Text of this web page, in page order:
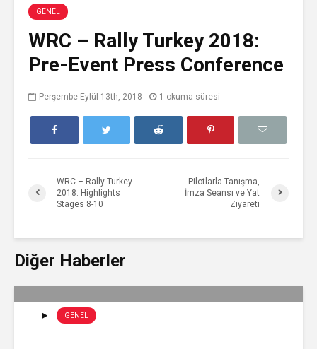
GENEL
WRC – Rally Turkey 2018:
Pre-Event Press Conference
Perşembe Eylül 13th, 2018 1 okuma süresi
WRC – Rally Turkey
2018: Highlights
Stages 8-10
Pilotlarla Tanışma,
İmza Seansı ve Yat
Ziyareti
Diğer Haberler
GENEL